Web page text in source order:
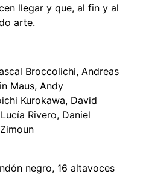
llegar y que, al fin y al
arte.
Broccolichi, Andreas
Maus, Andy
Kurokawa, David
Rivero, Daniel
negro, 16 altavoces